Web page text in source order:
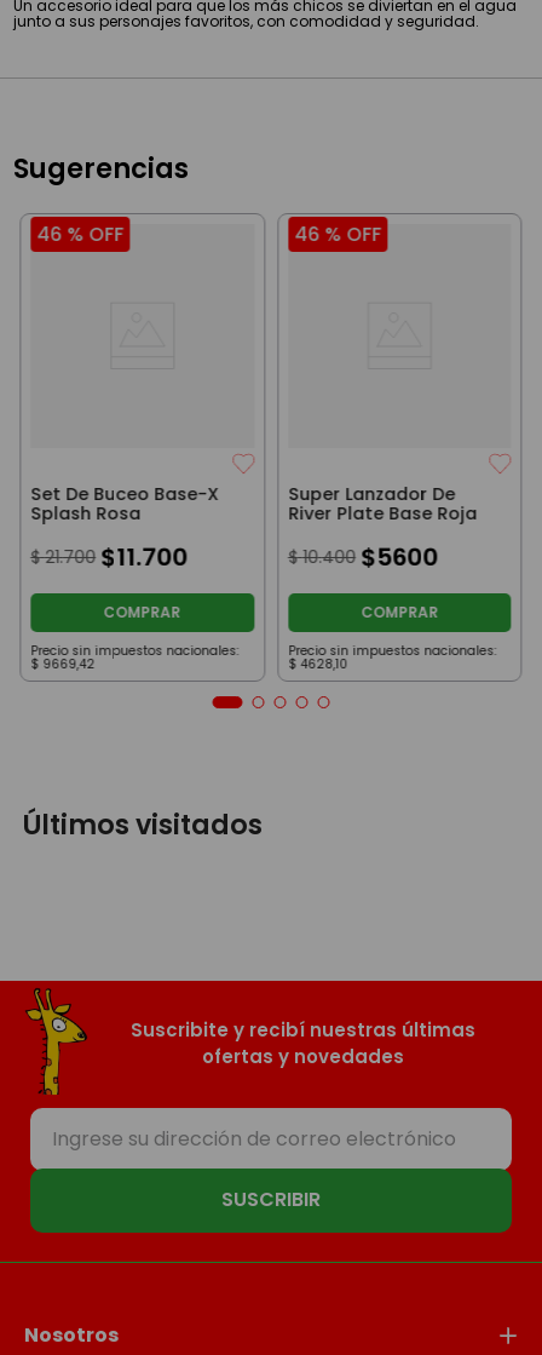
Un accesorio ideal para que los más chicos se diviertan en el agua
junto a sus personajes favoritos, con comodidad y seguridad.
Sugerencias
46 % OFF
Set De Buceo Base-X
Splash Rosa
$ 21.700 $11.700
COMPRAR
Precio sin impuestos nacionales:
$ 9669,42
46 % OFF
Super Lanzador De
River Plate Base Roja
$ 10.400 $5600
COMPRAR
Precio sin impuestos nacionales:
$ 4628,10
Últimos visitados
Suscribite y recibí nuestras últimas
ofertas y novedades
SUSCRIBIR
Nosotros